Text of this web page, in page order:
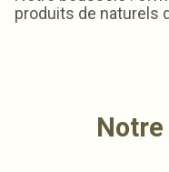
produits de naturels